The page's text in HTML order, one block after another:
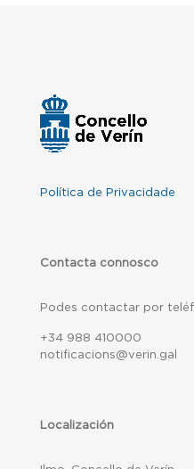
Política de Privacidade
Contacta connosco
Podes contactar por
+34 988 410000
notificacions@verin.gal
Localización